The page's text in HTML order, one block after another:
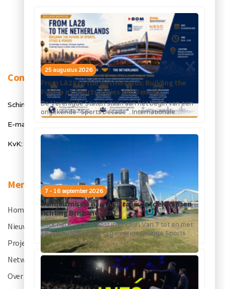
25 augustus 2026
From LA28 to the Netherlands: Building the
Future of Sports, Cities and Venues
De Verenigde Staten staan aan het begin van een
ongekende “Sports Decade”. Internationale
topsportevenementen en grote investeringen in
7 - 16 september 2026
Handelsmissie naar Australië: ontdek kansen
richting Brisbane 2032
Click here for the post in English Van 7 tot en met
16 september 2026 organiseert Orange Sports
Forum in...
Contact
Schimmelt 40, 5611 ZX Eindhoven
E-mail: info@orangesportsforum.com
KvK: 50334905
Menu
Home
Nieuws
Projecten
Netwerk
Over OSF